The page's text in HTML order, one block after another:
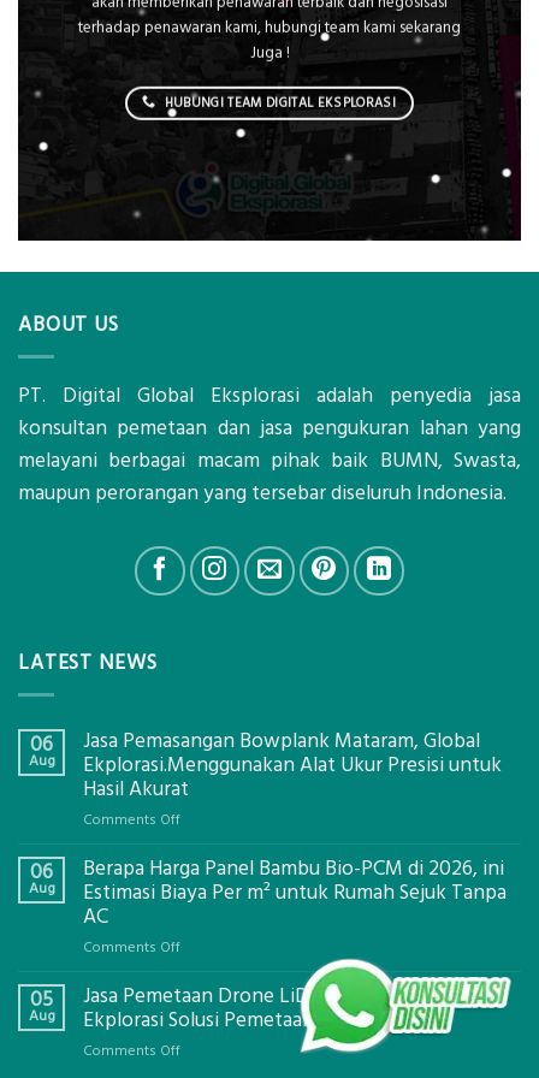
terhadap penawaran kami, hubungi team kami sekarang
Juga !
HUBUNGI TEAM DIGITAL EKSPLORASI
ABOUT US
PT. Digital Global Eksplorasi adalah penyedia jasa
konsultan pemetaan dan jasa pengukuran lahan yang
melayani berbagai macam pihak baik BUMN, Swasta,
maupun perorangan yang tersebar diseluruh Indonesia.
LATEST NEWS
06
Aug
Jasa Pemasangan Bowplank Mataram, Global
Ekplorasi.Menggunakan Alat Ukur Presisi untuk
Hasil Akurat
Comments Offon
Pemasangan
Bowplank
Ekplorasi.Menggunakan
Ukur
Presisi
untuk
06
Aug
Berapa Harga Panel Bambu Bio-PCM di 2026, ini
Estimasi Biaya Per m² untuk Rumah Sejuk Tanpa
AC
Comments Offon
Harga
Panel
05
Aug
Jasa Pemetaan Drone LiDAR Mataram, Global
Ekplorasi Solusi Pemetaan Presisi
Comments Offon